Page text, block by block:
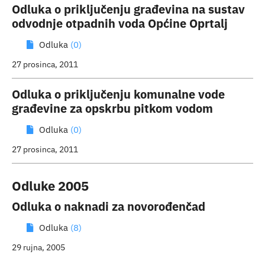
Odluka o priključenju građevina na sustav
odvodnje otpadnih voda Općine Oprtalj
Odluka (0)
27 prosinca, 2011
Odluka o priključenju komunalne vode
građevine za opskrbu pitkom vodom
Odluka (0)
27 prosinca, 2011
Odluke 2005
Odluka o naknadi za novorođenčad
Odluka (8)
29 rujna, 2005